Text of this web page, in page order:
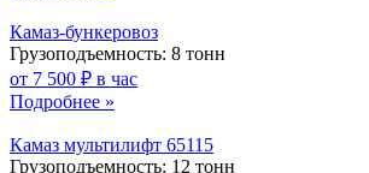
Камаз-бункеровоз
Грузоподъемность: 8 тонн
от 7 500 ₽ в час
Подробнее »
Камаз мультилифт 65115
Грузоподъемность: 12 тонн